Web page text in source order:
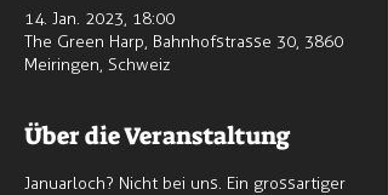
14. Jan. 2023, 18:00
The Green Harp, Bahnhofstrasse 30, 3860
Meiringen, Schweiz
Über die Veranstaltung
Januarloch? Nicht bei uns. Ein grossartiger